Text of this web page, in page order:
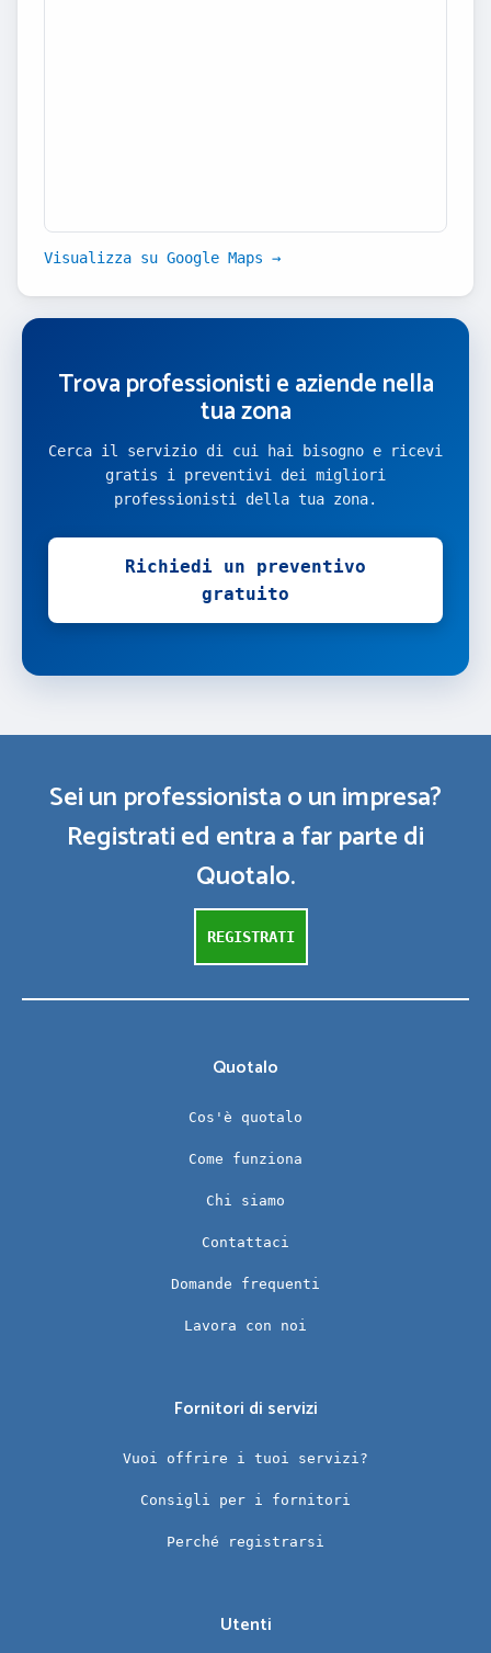
Visualizza su Google Maps →
Trova professionisti e aziende nella
tua zona
Cerca il servizio di cui hai bisogno e ricevi
gratis i preventivi dei migliori
professionisti della tua zona.
Richiedi un preventivo
gratuito
Sei un professionista o un impresa?
Registrati ed entra a far parte di
Quotalo.
REGISTRATI
Quotalo
Cos'è quotalo
Come funziona
Chi siamo
Contattaci
Domande frequenti
Lavora con noi
Fornitori di servizi
Vuoi offrire i tuoi servizi?
Consigli per i fornitori
Perché registrarsi
Utenti